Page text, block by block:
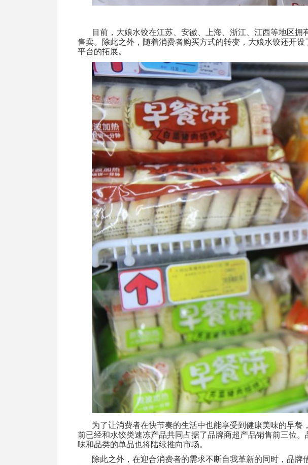
目前，大娘水饺在江苏、安徽、上海、浙江、江西等地区拥
售卖。除此之外，随着消费者购买方式的转变，大娘水饺还开设
平台的拓展。
为了让消费者在快节奏的生活中也能享受到健康美味的早
前已经和水饺类速冻产品共同占据了品牌商超产品销售前三位
味和品类的单品也将陆续推向市场。
除此之外，在迎合消费者的需求不断自我革新的同时，品牌